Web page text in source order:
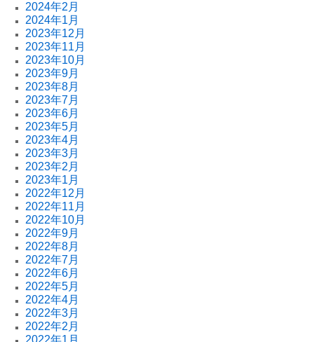
2024年2月
2024年1月
2023年12月
2023年11月
2023年10月
2023年9月
2023年8月
2023年7月
2023年6月
2023年5月
2023年4月
2023年3月
2023年2月
2023年1月
2022年12月
2022年11月
2022年10月
2022年9月
2022年8月
2022年7月
2022年6月
2022年5月
2022年4月
2022年3月
2022年2月
2022年1月